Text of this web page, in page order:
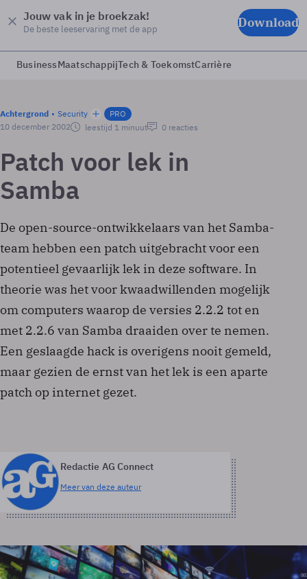
Jouw vak in je broekzak!
De beste leeservaring met de app Download
BusinessMaatschappijTech & ToekomstCarrière
Achtergrond Security
PRO
10 december 2002
leestijd 1 minuut 0 reacties
Patch voor lek in
Samba
De open-source-ontwikkelaars van het Samba-
team hebben een patch uitgebracht voor een
potentieel gevaarlijk lek in deze software. In
theorie was het voor kwaadwillenden mogelijk
om computers waarop de versies 2.2.2 tot en
met 2.2.6 van Samba draaiden over te nemen.
Een geslaagde hack is overigens nooit gemeld,
maar gezien de ernst van het lek is een aparte
patch op internet gezet.
Redactie AG Connect
Meer van deze auteur